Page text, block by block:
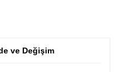
ve Değişim